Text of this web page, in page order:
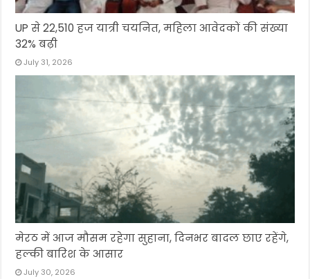
UP से 22,510 हज यात्री चयनित, महिला आवेदकों की संख्या
32% बढ़ी
July 31, 2026
मेरठ में आज मौसम रहेगा सुहाना, दिनभर बादल छाए रहेंगे,
हल्की बारिश के आसार
July 30, 2026